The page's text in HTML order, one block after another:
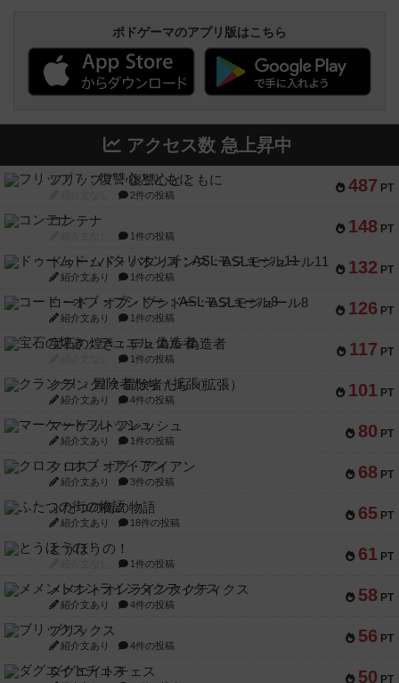
ボドゲーマのアプリ版はこちら
アクセス数 急上昇中
487 PT
フリップ７：復讐心とともに
2件の投稿
148 PT
コンテナ
1件の投稿
132 PT
ドゥームド・バタリオンズ：ASLモジュール11
紹介文あり 1件の投稿
126 PT
コード・オブ・ブシドー：ASLモジュール8
紹介文あり 1件の投稿
117 PT
宝石の煌き：デュエル 偽造者
1件の投稿
101 PT
クランク! ：冒険者たち（拡張）
紹介文あり 4件の投稿
80 PT
マーケットフレッシュ
紹介文あり 1件の投稿
68 PT
クロス・オブ・アイアン
紹介文あり 3件の投稿
65 PT
ふたつの街の物語
紹介文あり 18件の投稿
61 PT
とうほうの！
1件の投稿
58 PT
メメントオンラインタクティクス
紹介文あり 4件の投稿
56 PT
ブリックス
紹介文あり 4件の投稿
50 PT
ダグエイトチェス